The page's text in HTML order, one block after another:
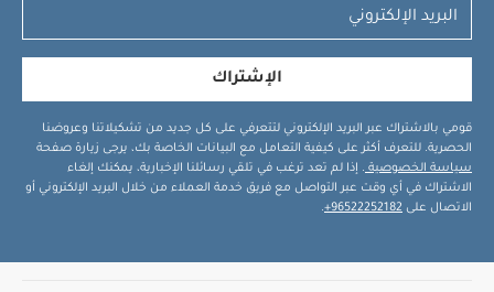
الإشتراك
قومي بالاشتراك عبر البريد الإلكتروني لتتعرفي على كل جديد من تشكيلاتنا وعروضنا
الحصرية. للتعرف أكثر على كيفية التعامل مع البيانات الخاصة بك، يرجى زيارة صفحة
سياسة الخصوصية . إذا لم تعد ترغب في تلقي رسائلنا الإخبارية، يمكنك إلغاء
الاشتراك في أي وقت عبر التواصل مع فريق خدمة العملاء من خلال البريد الإلكتروني أو
الاتصال على 96522252182+
.